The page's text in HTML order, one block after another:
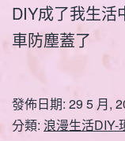
DIY成了我生活
車防塵蓋了
發佈日期: 29 5 月,
分類: 浪漫生活DIY-